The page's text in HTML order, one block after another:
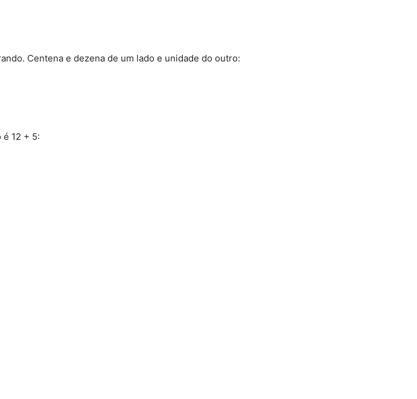
Centena e dezena de um lado e unidade do outro:
12 + 5: